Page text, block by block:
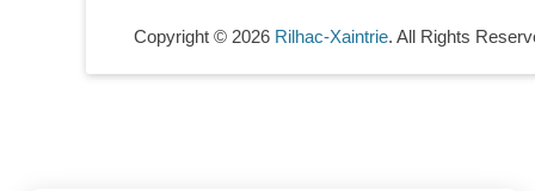
Copyright © 2026 Rilhac-Xaintrie. All Rights